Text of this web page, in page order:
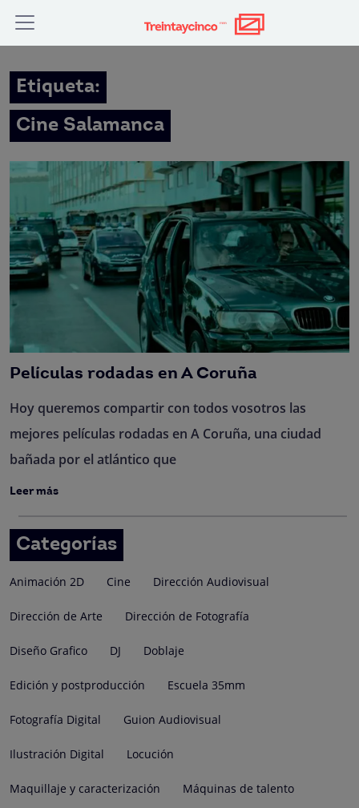
Etiqueta:
Cine Salamanca
Películas rodadas en A Coruña
Hoy queremos compartir con todos vosotros las
mejores películas rodadas en A Coruña, una ciudad
bañada por el atlántico que
Leer más
Categorías
Animación 2D Cine Dirección Audiovisual
Dirección de Arte Dirección de Fotografía
Diseño Grafico DJ Doblaje
Edición y postproducción Escuela 35mm
Fotografía Digital Guion Audiovisual
Ilustración Digital Locución
Maquillaje y caracterización Máquinas de talento